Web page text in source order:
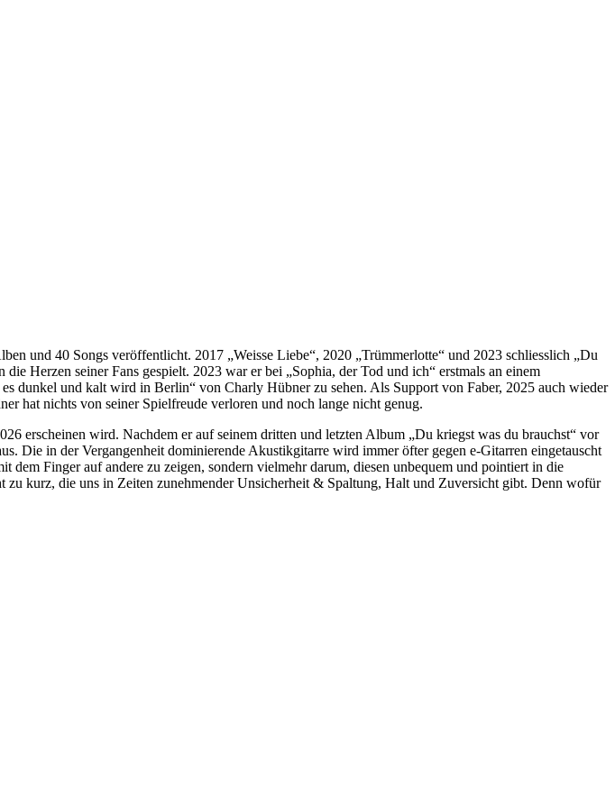
und 40 Songs veröffentlicht. 2017 „Weisse Liebe“, 2020 „Trümmerlotte“ und 2023 schliesslich „Du
Herzen seiner Fans gespielt. 2023 war er bei „Sophia, der Tod und ich“ erstmals an einem
dunkel und kalt wird in Berlin“ von Charly Hübner zu sehen. Als Support von Faber, 2025 auch wieder
hat nichts von seiner Spielfreude verloren und noch lange nicht genug.
erscheinen wird. Nachdem er auf seinem dritten und letzten Album „Du kriegst was du brauchst“ vor
Die in der Vergangenheit dominierende Akustikgitarre wird immer öfter gegen e-Gitarren eingetauscht
Finger auf andere zu zeigen, sondern vielmehr darum, diesen unbequem und pointiert in die
kurz, die uns in Zeiten zunehmender Unsicherheit & Spaltung, Halt und Zuversicht gibt. Denn wofür